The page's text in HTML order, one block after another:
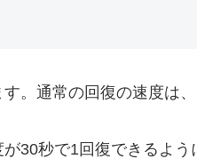
。通常の回復の速度は
30秒で1回復できるよう